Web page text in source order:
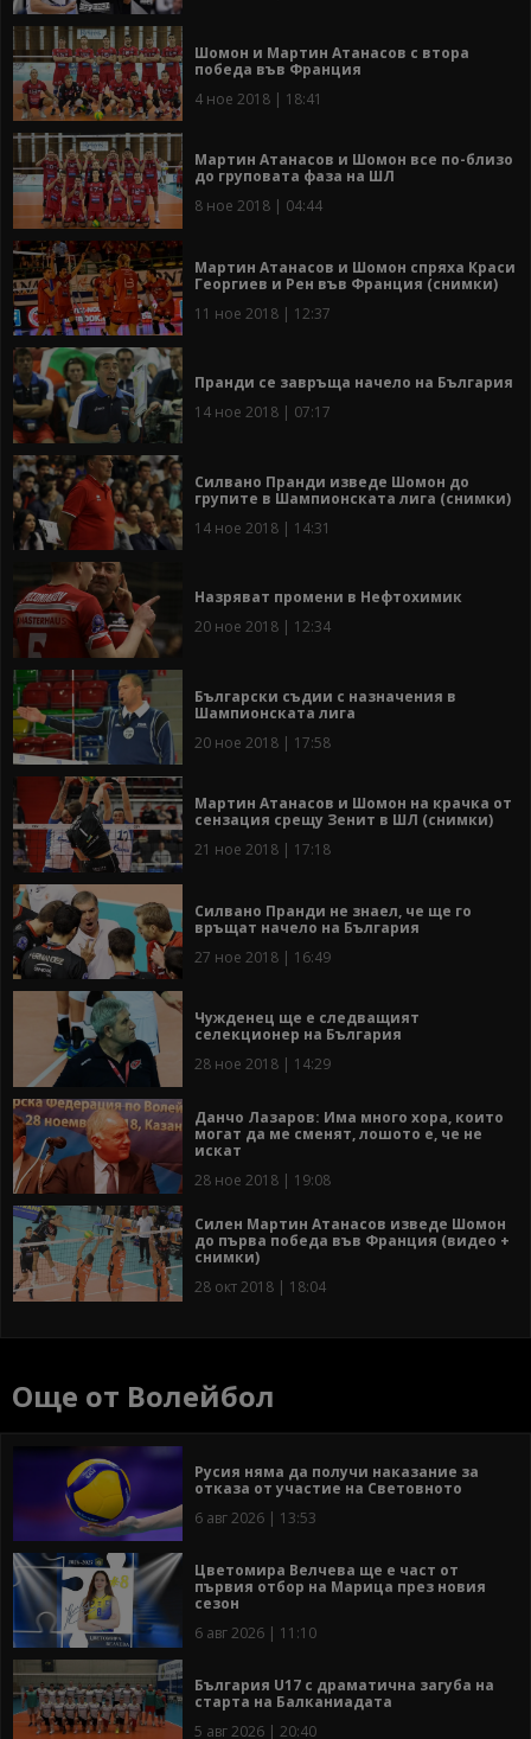
Шомон и Мартин Атанасов с втора
победа във Франция
4 ное 2018 | 18:41
Мартин Атанасов и Шомон все по-близо
до груповата фаза на ШЛ
8 ное 2018 | 04:44
Мартин Атанасов и Шомон спряха Краси
Георгиев и Рен във Франция (снимки)
11 ное 2018 | 12:37
Пранди се завръща начело на България
14 ное 2018 | 07:17
Силвано Пранди изведе Шомон до
групите в Шампионската лига (снимки)
14 ное 2018 | 14:31
Назряват промени в Нефтохимик
20 ное 2018 | 12:34
Български съдии с назначения в
Шампионската лига
20 ное 2018 | 17:58
Мартин Атанасов и Шомон на крачка от
сензация срещу Зенит в ШЛ (снимки)
21 ное 2018 | 17:18
Силвано Пранди не знаел, че ще го
връщат начело на България
27 ное 2018 | 16:49
Чужденец ще е следващият
селекционер на България
28 ное 2018 | 14:29
Данчо Лазаров: Има много хора, които
могат да ме сменят, лошото е, че не
искат
28 ное 2018 | 19:08
Силен Мартин Атанасов изведе Шомон
до първа победа във Франция (видео +
снимки)
28 окт 2018 | 18:04
Още от Волейбол
Русия няма да получи наказание за
отказа от участие на Световното
6 авг 2026 | 13:53
Цветомира Велчева ще е част от
първия отбор на Марица през новия
сезон
6 авг 2026 | 11:10
България U17 с драматична загуба на
старта на Балканиадата
5 авг 2026 | 20:40